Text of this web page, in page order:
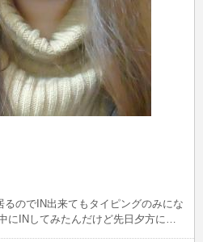
のでIN出来てもタイピングのみにな
にINしてみたんだけど先日夕方にチ